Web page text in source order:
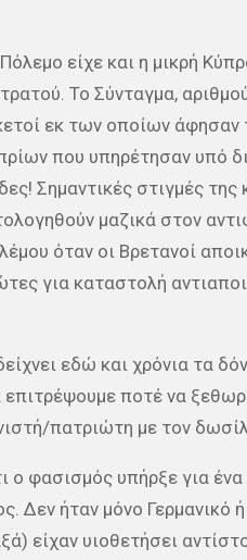
είχε και η μικρή
Το Σύνταγμα,
εκ των οποίων
που υπηρέτησαν υπό
Σημαντικές στιγμές
μαζικά στον
όταν οι Βρετανοί
για καταστολή
εδώ και χρόνια τα
ποτέ να
πατριώτη με τον
φασισμός υπήρξε για ένα
Δεν ήταν μόνο Γερμανικό
είχαν υιοθετήσει